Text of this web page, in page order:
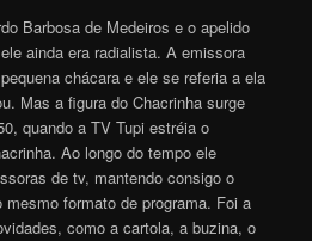
Barbosa de Medeiros e o apelido
ainda era radialista. A emissora
chácara e ele se referia a ela
Mas a figura do Chacrinha surge
quando a TV Tupi estréia o
Ao longo do tempo ele
de tv, mantendo consigo o
formato de programa. Foi a
como a cartola, a buzina, o